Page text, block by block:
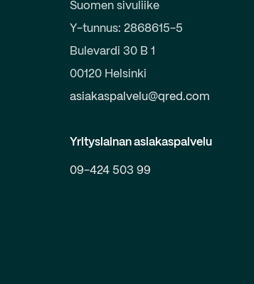
Suomen sivuliike
Y-tunnus: 2868615-5
Bulevardi 30 B 1
00120 Helsinki
asiakaspalvelu@qred.com
Yrityslainan asiakaspalvelu
09-424 503 99